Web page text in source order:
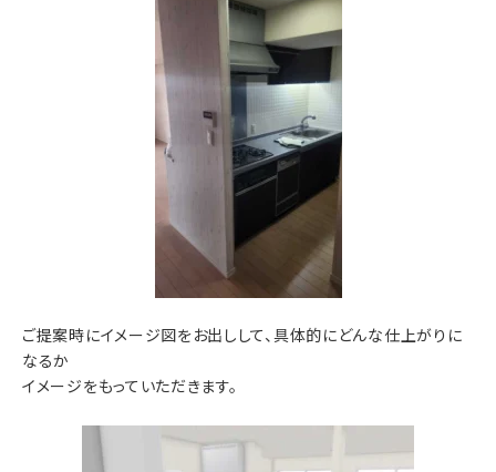
ご提案時にイメージ図をお出しして、具体的にどんな仕上がりに
なるか
イメージをもっていただきます。